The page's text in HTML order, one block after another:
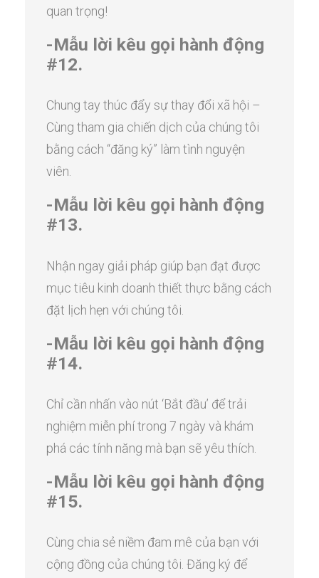
quan trọng!
-Mẫu lời kêu gọi hành động
#12.
Chung tay thúc đẩy sự thay đổi xã hội –
Cùng tham gia chiến dịch của chúng tôi
bằng cách “đăng ký” làm tình nguyện
viên.
-Mẫu lời kêu gọi hành động
#13.
Nhận ngay giải pháp giúp bạn đạt được
mục tiêu kinh doanh thiết thực bằng cách
đặt lịch hẹn với chúng tôi.
-Mẫu lời kêu gọi hành động
#14.
Chỉ cần nhấn vào nút ‘Bắt đầu’ để trải
nghiệm miễn phí trong 7 ngày và khám
phá các tính năng mà bạn sẽ yêu thích.
-Mẫu lời kêu gọi hành động
#15.
Cùng chia sẻ niềm đam mê của bạn với
cộng đồng của chúng tôi. Đăng ký để